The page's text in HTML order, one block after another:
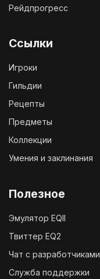
Рейдпрогресс
Ссылки
Игроки
Гильдии
Рецепты
Предметы
Коллекции
Умения и заклинания
Полезное
Эмулятор EQII
Твиттер EQ2
Чат с разработчиками
Служба поддержки